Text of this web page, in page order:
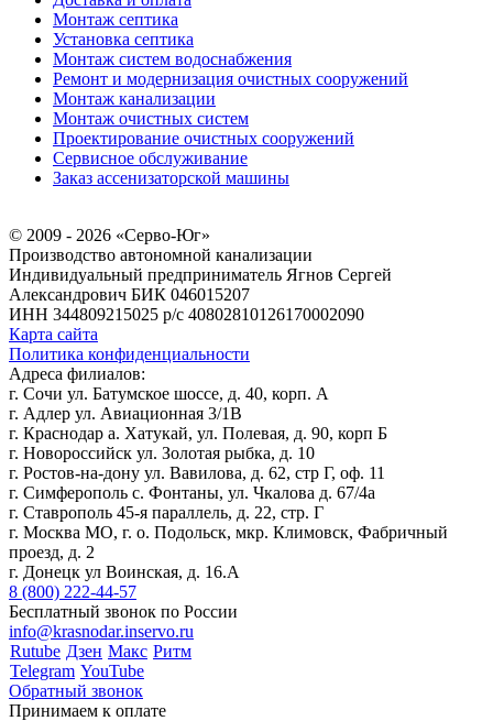
Монтаж септика
Установка септика
Монтаж систем водоснабжения
Ремонт и модернизация очистных сооружений
Монтаж канализации
Монтаж очистных систем
Проектирование очистных сооружений
Сервисное обслуживание
Заказ ассенизаторской машины
© 2009 - 2026 «Серво-Юг»
Производство автономной канализации
Индивидуальный предприниматель Ягнов Сергей
Александрович БИК 046015207
ИНН 344809215025 р/с 40802810126170002090
Карта сайта
Политика конфиденциальности
Адреса филиалов:
г. Сочи ул. Батумское шоссе, д. 40, корп. А
г. Адлер ул. Авиационная 3/1В
г. Краснодар а. Хатукай, ул. Полевая, д. 90, корп Б
г. Новороссийск ул. Золотая рыбка, д. 10
г. Ростов-на-дону ул. Вавилова, д. 62, стр Г, оф. 11
г. Симферополь с. Фонтаны, ул. Чкалова д. 67/4а
г. Ставрополь 45-я параллель, д. 22, стр. Г
г. Москва МО, г. о. Подольск, мкр. Климовск, Фабричный
проезд, д. 2
г. Донецк ул Воинская, д. 16.А
8 (800) 222-44-57
Бесплатный звонок по России
info@krasnodar.inservo.ru
Rutube Дзен Макс Ритм
Telegram YouTube
Обратный звонок
Принимаем к оплате